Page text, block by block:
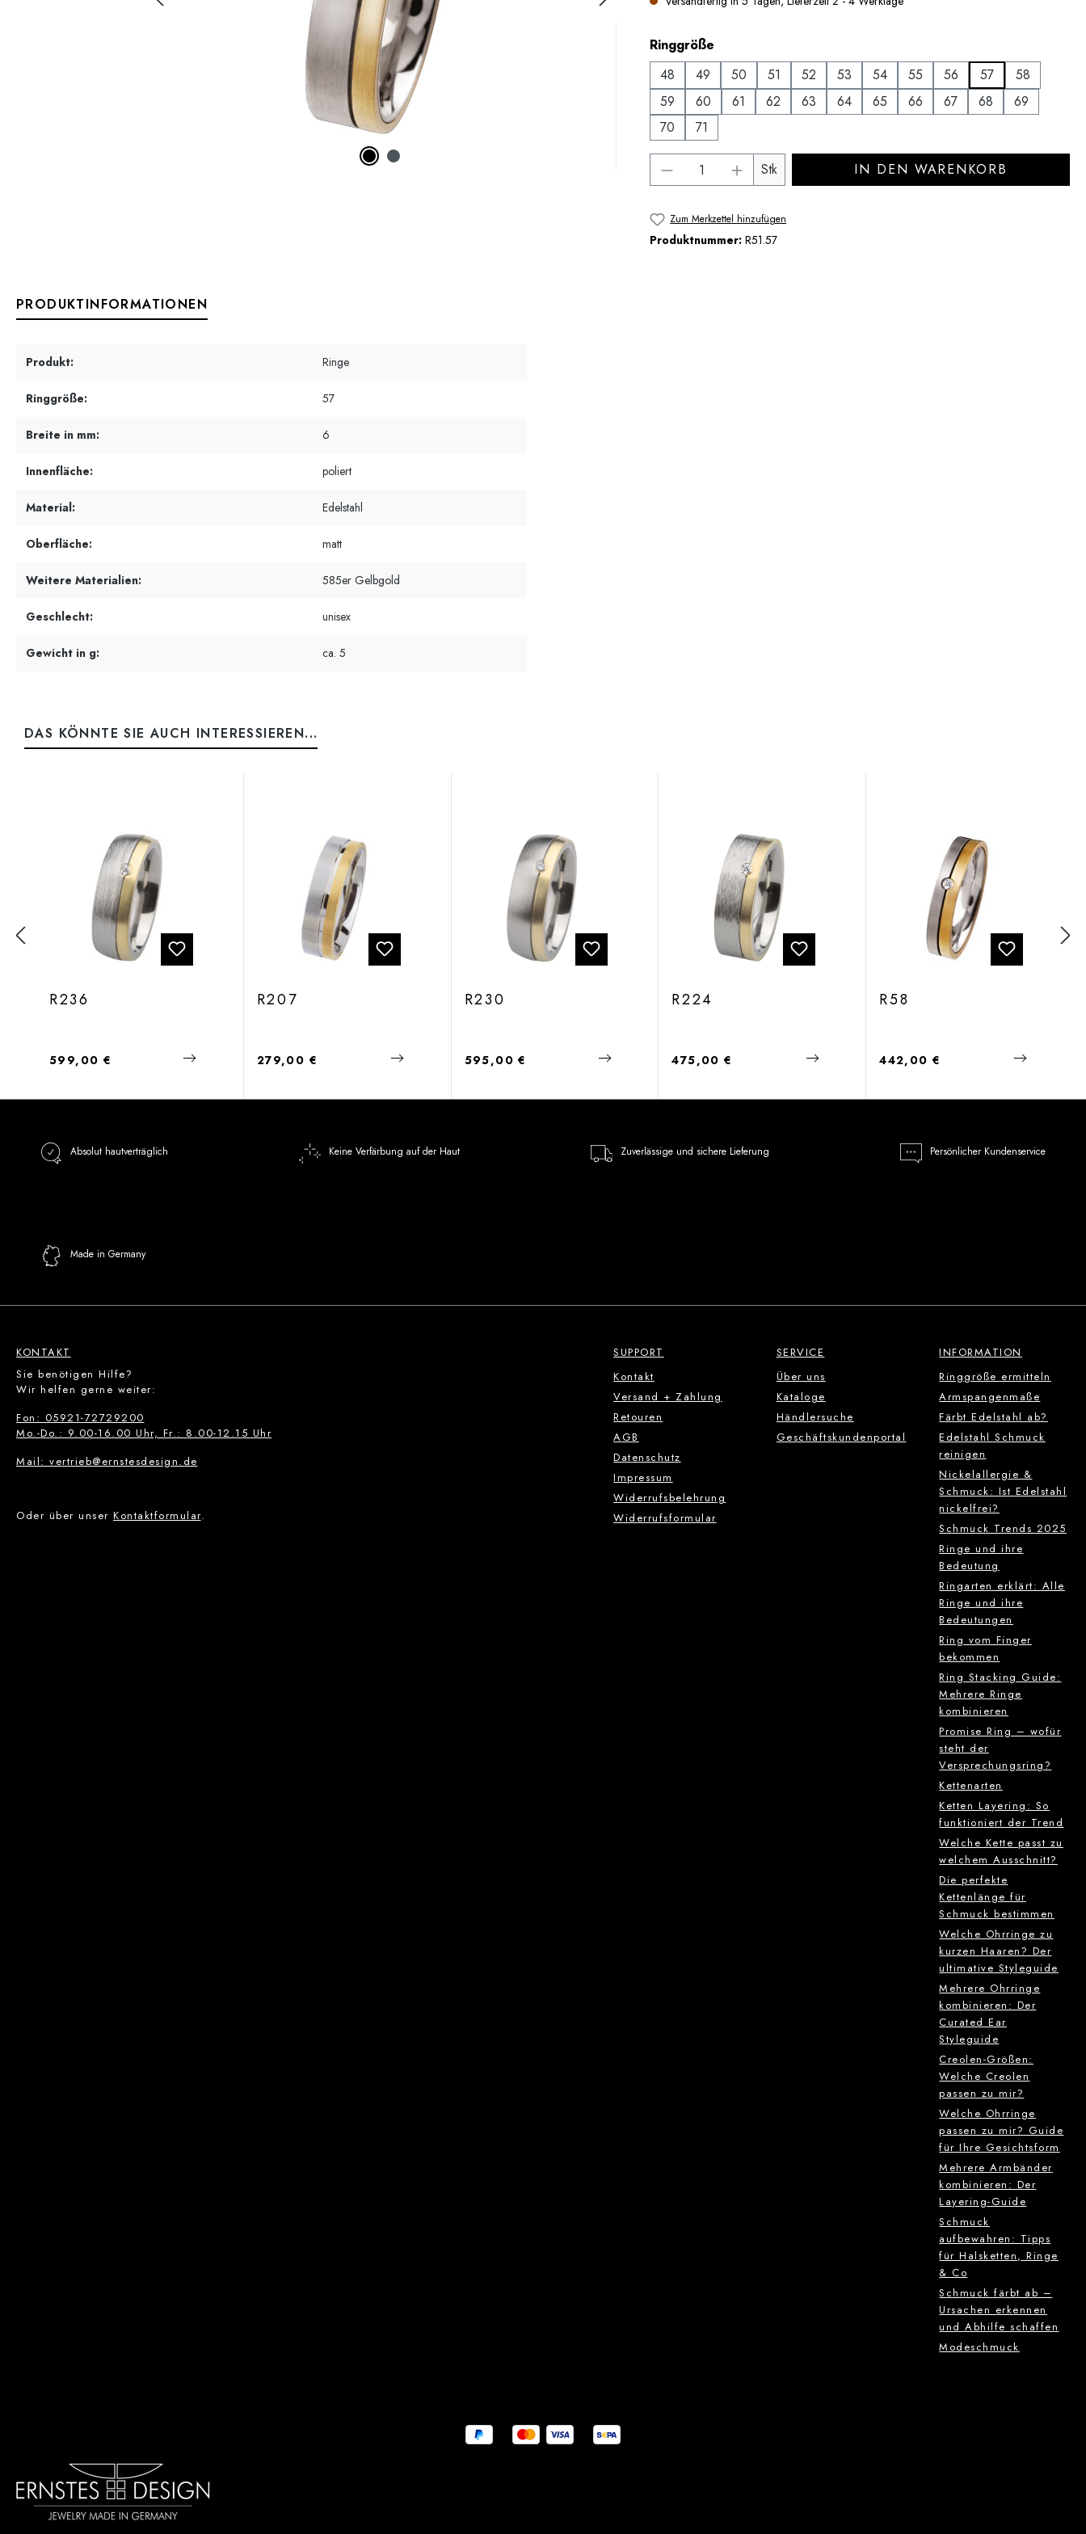
Ringgröße
48
49 50 51 52 53 54 55 56 57
58
59
60 61 62 63 64 65 66 67 68
69
70
71
Produkt Anzahl: Gib den gewünschten Wert ein
Stk IN DEN WARENKORB
Zum Merkzettel hinzufügen
Produktnummer: R51.57
PRODUKTINFORMATIONEN
Produkt: Ringe
Ringgröße: 57
Breite in mm: 6
Innenfläche: poliert
Material: Edelstahl
Oberfläche: matt
Weitere Materialien: 585er Gelbgold
Geschlecht: unisex
Gewicht in g: ca. 5
DAS KÖNNTE SIE AUCH INTERESSIEREN...
R236
Regulärer Preis:
599,00 €
R207
Regulärer Preis:
279,00 €
R230
Regulärer Preis:
595,00 €
R224
Regulärer Preis:
475,00 €
R58
Regulärer Preis:
442,00 €
Absolut hautverträglich Keine Verfärbung auf der Haut Zuverlässige und sichere Lieferung Persönlicher Kundenservice
Made in Germany
KONTAKT
Sie benötigen Hilfe?
Wir helfen gerne weiter:
Fon: 05921-72729200
Mo.-Do.: 9.00-16.00 Uhr, Fr.: 8.00-12.15 Uhr
Mail: vertrieb@ernstesdesign.de
Oder über unser Kontaktformular.
SUPPORT
Kontakt
Versand + Zahlung
Retouren
AGB
Datenschutz
Impressum
Widerrufsbelehrung
Widerrufsformular
SERVICE
Über uns
Kataloge
Händlersuche
Geschäftskundenportal
INFORMATION
Ringgröße ermitteln
Armspangenmaße
Färbt Edelstahl ab?
Edelstahl Schmuck
reinigen
Nickelallergie &
Schmuck: Ist Edelstahl
nickelfrei?
Schmuck Trends 2025
Ringe und ihre
Bedeutung
Ringarten erklärt: Alle
Ringe und ihre
Bedeutungen
Ring vom Finger
bekommen
Ring Stacking Guide:
Mehrere Ringe
kombinieren
Promise Ring – wofür
steht der
Versprechungsring?
Kettenarten
Ketten Layering: So
funktioniert der Trend
Welche Kette passt zu
welchem Ausschnitt?
Die perfekte
Kettenlänge für
Schmuck bestimmen
Welche Ohrringe zu
kurzen Haaren? Der
ultimative Styleguide
Mehrere Ohrringe
kombinieren: Der
Curated Ear
Styleguide
Creolen-Größen:
Welche Creolen
passen zu mir?
Welche Ohrringe
passen zu mir? Guide
für Ihre Gesichtsform
Mehrere Armbänder
kombinieren: Der
Layering-Guide
Schmuck
aufbewahren: Tipps
für Halsketten, Ringe
& Co
Schmuck färbt ab –
Ursachen erkennen
und Abhilfe schaffen
Modeschmuck